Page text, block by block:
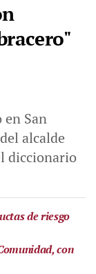
San
alcalde
diccionario
de riesgo
con